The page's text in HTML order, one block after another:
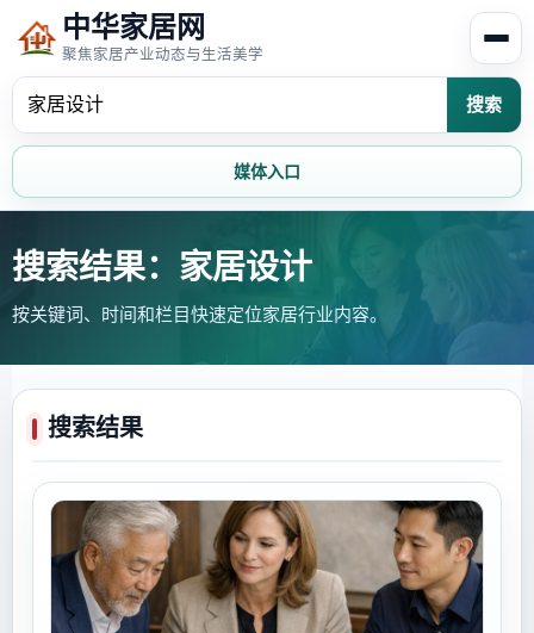
中华家居网
聚焦家居产业动态与生活美学
搜索
媒体入口
首页 家居资讯
家居风水 家居欣赏
家装攻略 创意家居
搜索结果：家居设计
按关键词、时间和栏目快速定位家居行业内容。
搜索结果